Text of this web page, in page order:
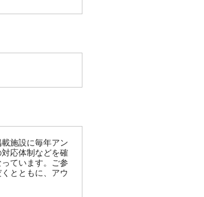
施設に毎年アン
応体制などを確
ています。ご参
とともに、アウ